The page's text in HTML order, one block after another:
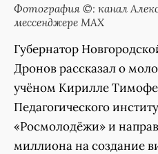
Фотография ©: канал
мессенджере MAX
Губернатор
Дронов рассказал о
учёном Кирилле
Педагогического
«Росмолодёжи» и
миллиона на создание